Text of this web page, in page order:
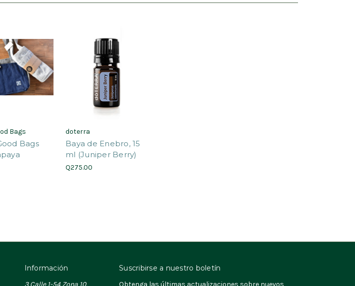
Bags
Bags
doterra
Baya de Enebro, 15
ml (Juniper Berry)
Q275.00
Información Suscribirse a nuestro boletín